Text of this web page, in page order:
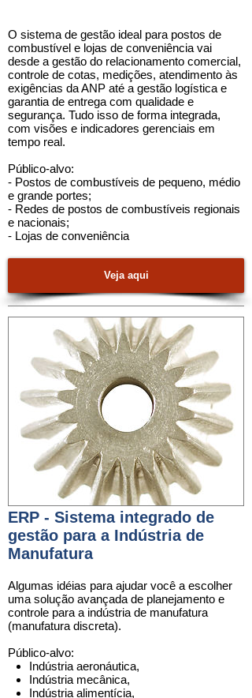
O sistema de gestão ideal para postos de
combustível e lojas de conveniência vai
desde a gestão do relacionamento comercial,
controle de cotas, medições, atendimento às
exigências da ANP até a gestão logística e
garantia de entrega com qualidade e
segurança. Tudo isso de forma integrada,
com visões e indicadores gerenciais em
tempo real.
Público-alvo:
- Postos de combustíveis de pequeno, médio
e grande portes;
- Redes de postos de combustíveis regionais
e nacionais;
- Lojas de conveniência
Veja aqui
ERP - Sistema integrado de
gestão para a Indústria de
Manufatura
Algumas idéias para ajudar você a escolher
uma solução avançada de planejamento e
controle para a indústria de manufatura
(manufatura discreta).
Público-alvo:
Indústria aeronáutica,
Indústria mecânica,
Indústria alimentícia,